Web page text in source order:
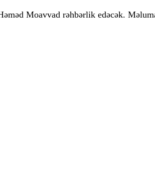
Moavvad rəhbərlik edəcək.